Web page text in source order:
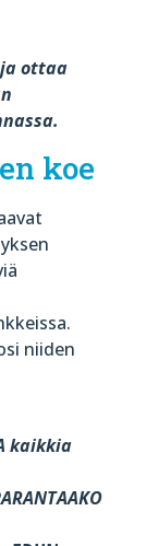
ottaa
koe
niiden
kaikkia